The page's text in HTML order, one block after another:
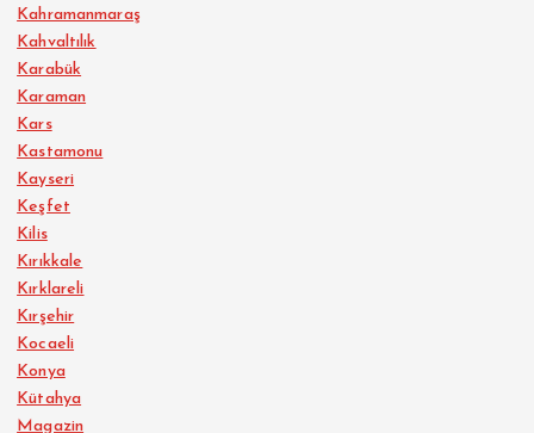
Kahramanmaraş
Kahvaltılık
Karabük
Karaman
Kars
Kastamonu
Kayseri
Keşfet
Kilis
Kırıkkale
Kırklareli
Kırşehir
Kocaeli
Konya
Kütahya
Magazin